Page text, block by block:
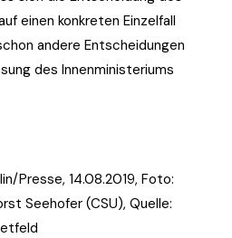
einen konkreten Einzelfall
andere Entscheidungen
des Innenministeriums
Presse, 14.08.2019, Foto:
Seehofer (CSU), Quelle: